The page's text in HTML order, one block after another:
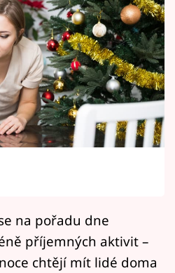
Vary
na pořadu dne
příjemných aktivit –
chtějí mít lidé doma